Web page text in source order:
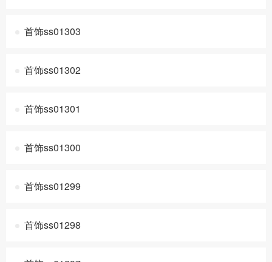
首饰ss01303
首饰ss01302
首饰ss01301
首饰ss01300
首饰ss01299
首饰ss01298